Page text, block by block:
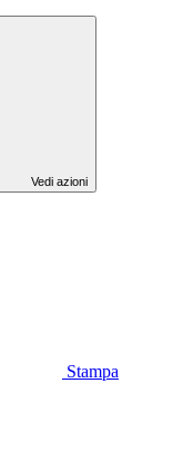
Vedi azioni
Stampa